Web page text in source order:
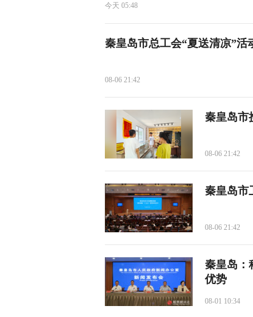
今天 05:48
秦皇岛市总工会“夏送清凉”
08-06 21:42
秦皇岛市
08-06 21:42
秦皇岛市
08-06 21:42
秦皇岛：
优势
08-01 10:34